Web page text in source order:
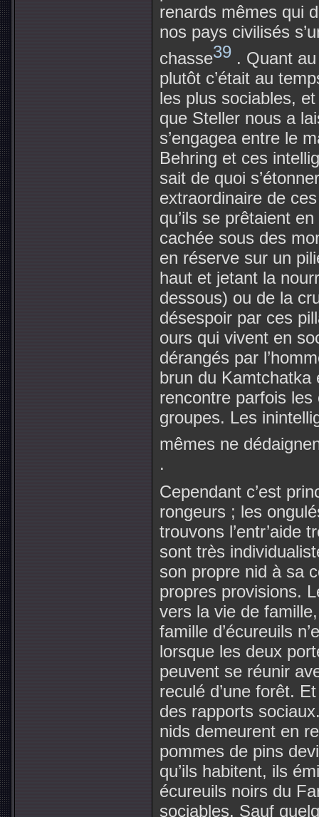
renards mêmes qui
nos pays civilisés
chasse39 . Quant
plutôt c’était au
les plus sociables,
que Steller nous a
s’engagea entre le
Behring et ces
sait de quoi
extraordinaire de
qu’ils se prêtaient
cachée sous des
en réserve sur un
haut et jetant la
dessous) ou de la
désespoir par ces
ours qui vivent en
dérangés par
brun du Kamtchatka
rencontre parfois
groupes. Les
mêmes ne
.
Cependant c’est
rongeurs ; les
trouvons l’entr’aide
sont très
son propre nid à sa
propres provisions.
vers la vie de
famille d’écureuils
lorsque les deux
peuvent se réunir
reculé d’une forêt.
des rapports
nids demeurent en
pommes de pins
qu’ils habitent, ils
écureuils noirs du
sociables. Sauf